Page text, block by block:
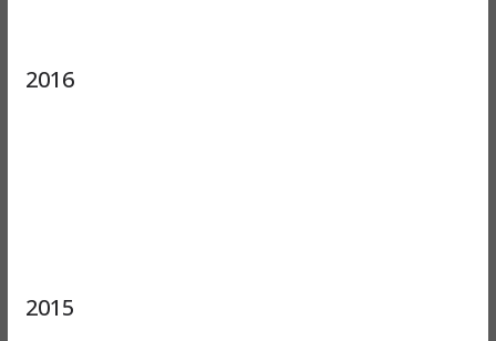
2016
2015